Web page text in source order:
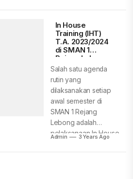
In House
Training (IHT)
T.A. 2023/2024
di SMAN 1
Rejang Lebong
Salah satu agenda
rutin yang
dilaksanakan setiap
awal semester di
SMAN 1 Rejang
Lebong adalah
pelaksanaan In House
Admin 3 Years Ago